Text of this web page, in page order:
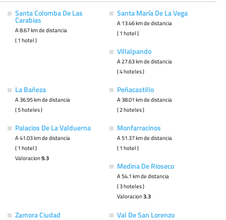
Santa Colomba De Las
Carabias
A 8.67 km de distancia
( 1 hotel )
Santa María De La Vega
A 13.46 km de distancia
( 1 hotel )
Villalpando
A 27.63 km de distancia
( 4 hoteles )
La Bañeza
A 36.95 km de distancia
( 5 hoteles )
Peñacastillo
A 38.01 km de distancia
( 2 hoteles )
Palacios De La Valduerna
A 41.03 km de distancia
( 1 hotel )
Valoracion9.3
Monfarracinos
A 51.37 km de distancia
( 1 hotel )
Medina De Rioseco
A 54.1 km de distancia
( 3 hoteles )
Valoracion3.3
Zamora Ciudad Val De San Lorenzo